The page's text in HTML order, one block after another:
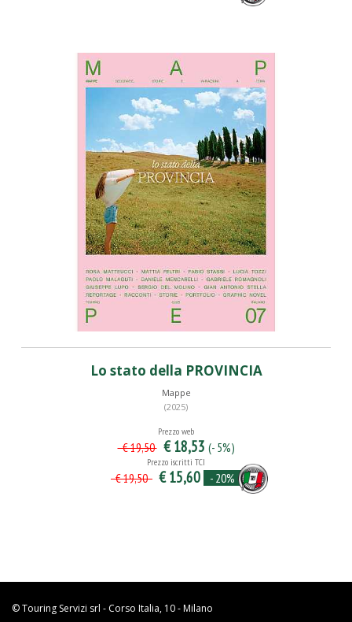
Lo stato della PROVINCIA
Mappe
(2025)
Prezzo web
€ 19,50 € 18,53 (- 5%)
Prezzo iscritti TCI
€ 19,50 € 15,60 - 20%
© Touring Servizi srl - Corso Italia, 10 - Milano